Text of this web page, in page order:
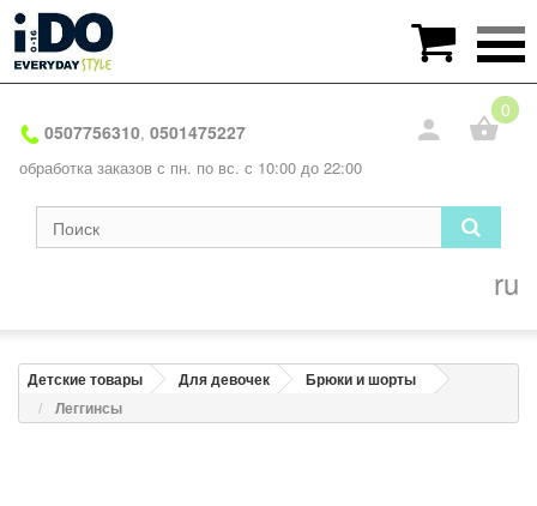
0507756310, 0501475227
обработка заказов с пн. по вс. с 10:00 до 22:00
0
ru
Детские товары Для девочек
Брюки и шорты
Леггинсы
